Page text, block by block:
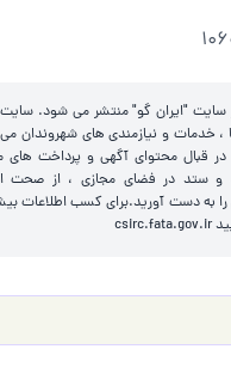
سایت "ایران گو" منتشر می شود. سایت
، خدمات و نیازمندی های شهروندان می
قبال محتوای آگهی و پرداخت های
و ستد در فضای مجازی ، از صحت
را به دست آورید.برای کسب اطلاعات
csirc.fata.gov.ir